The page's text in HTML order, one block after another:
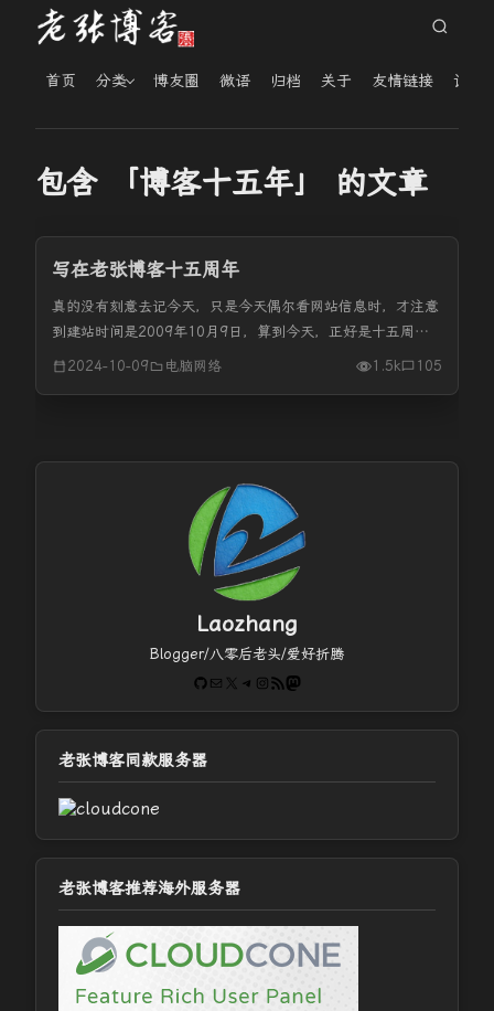
首页 分类 博友圈 微语 归档 关于 友情链接 读者
包含 「博客十五年」 的文章
写在老张博客十五周年
真的没有刻意去记今天，只是今天偶尔看网站信息时，才注意
到建站时间是2009年10月9日，算到今天，正好是十五周
年。到我提笔止，老张博客十五年里，不包括本篇共发布了
2024-10-09 电脑网络 1.5k 105
Laozhang
Blogger/八零后老头/爱好折腾
GitHub
电子邮件 X Telegram
Instagram
RSS FeedMastodon
老张博客同款服务器
老张博客推荐海外服务器